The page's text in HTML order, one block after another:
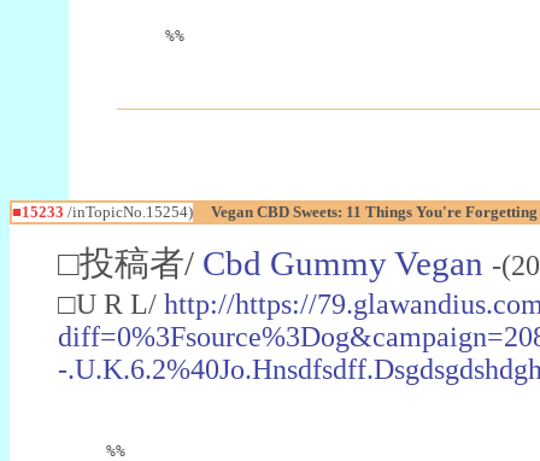
%%
■15233 /inTopicNo.15254) Vegan CBD Sweets: 11 Things You're
□投稿者/ Cbd Gummy Vegan -
□U R L/ http://https://
-
%%